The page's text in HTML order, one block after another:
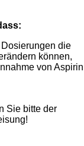
die
können,
von Aspirin
Sie bitte der